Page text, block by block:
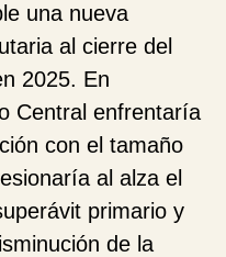
una nueva
al cierre del
2025. En
Central enfrentaría
con el tamaño
al alza el
primario y
de la